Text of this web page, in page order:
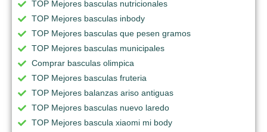
TOP Mejores basculas nutricionales
TOP Mejores basculas inbody
TOP Mejores basculas que pesen gramos
TOP Mejores basculas municipales
Comprar basculas olimpica
TOP Mejores basculas fruteria
TOP Mejores balanzas ariso antiguas
TOP Mejores basculas nuevo laredo
TOP Mejores bascula xiaomi mi body